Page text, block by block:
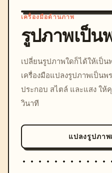
เครื่องมือด้านภาพ
รูปภาพเป็น
เปลี่ยนรูปภาพใดก็ได้ให้เป็
เครื่องมือแปลงรูปภาพเป็นพ
ประกอบ สไตล์ และแสง ให้
วินาที
แปลงรูปภา